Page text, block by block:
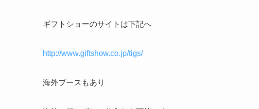
ギフトショーのサイトは下記へ
http://www.giftshow.co.jp/tigs/
海外ブースもあり